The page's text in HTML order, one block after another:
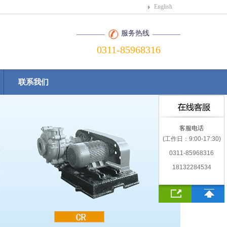
English
服务热线
0311-85968316
联系我们
客服电话
(工作日：9:00-17:30)
0311-85968316
18132284534